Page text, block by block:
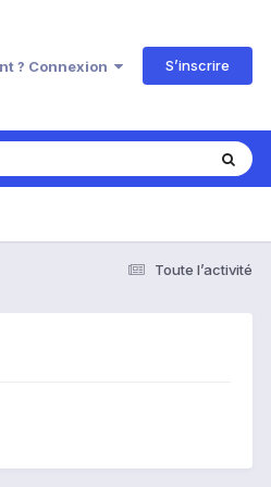
? Connexion S’inscrire
Toute l’activité